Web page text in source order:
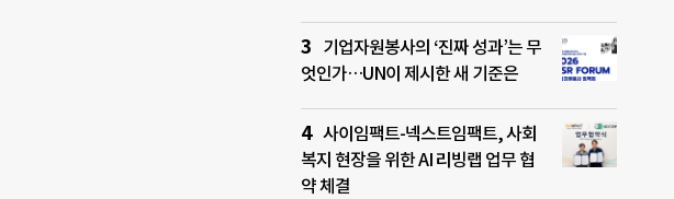
기업자원봉사의 ‘진짜 성과’는 무
엇인가…UN이 제시한 새 기준은
사이임팩트-넥스트임팩트, 사회
복지 현장을 위한 AI 리빙랩 업무 협
약 체결